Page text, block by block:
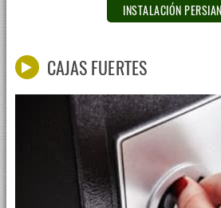
INSTALACIÓN
CAJAS FUERTES